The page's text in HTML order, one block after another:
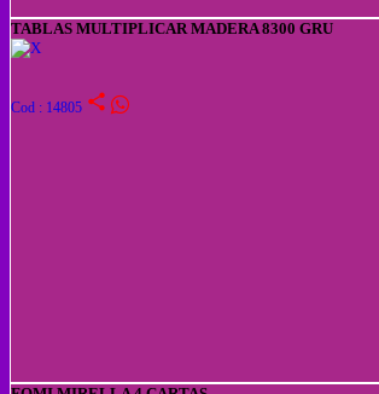
TABLAS MULTIPLICAR MADERA 8300 GRU
Cod : 14805 share